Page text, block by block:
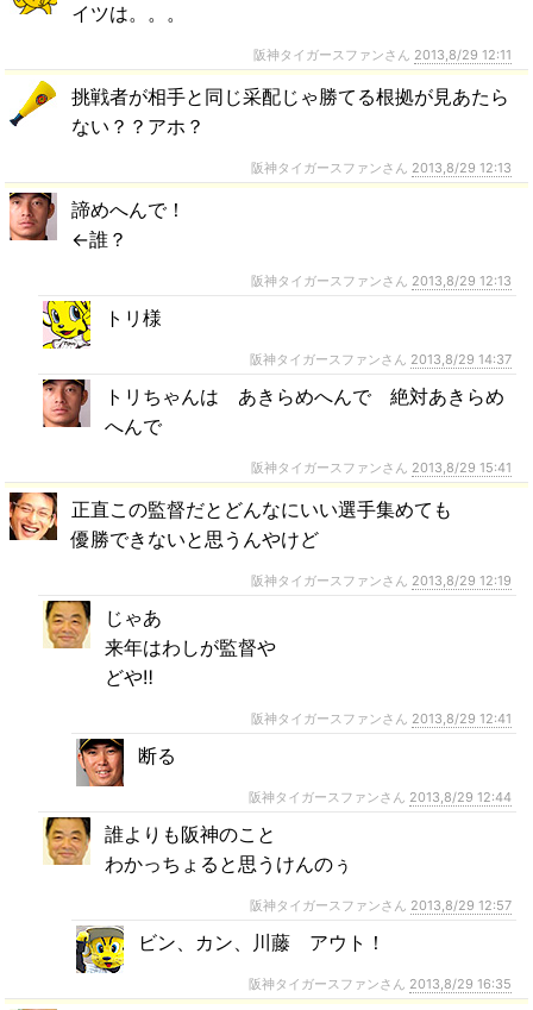
イツは。。。
阪神タイガースファンさん 2013,8/29 12:11
挑戦者が相手と同じ采配じゃ勝てる根拠が見あたら
ない？？アホ？
阪神タイガースファンさん 2013,8/29 12:13
諦めへんで！
←誰？
阪神タイガースファンさん 2013,8/29 12:13
トリ様
阪神タイガースファンさん 2013,8/29 14:37
トリちゃんは あきらめへんで 絶対あきらめ
へんで
阪神タイガースファンさん 2013,8/29 15:41
正直この監督だとどんなにいい選手集めても
優勝できないと思うんやけど
阪神タイガースファンさん 2013,8/29 12:19
じゃあ
来年はわしが監督や
どや‼
阪神タイガースファンさん 2013,8/29 12:41
断る
阪神タイガースファンさん 2013,8/29 12:44
誰よりも阪神のこと
わかっちょると思うけんのぅ
阪神タイガースファンさん 2013,8/29 12:57
ビン、カン、川藤 アウト！
阪神タイガースファンさん 2013,8/29 16:35